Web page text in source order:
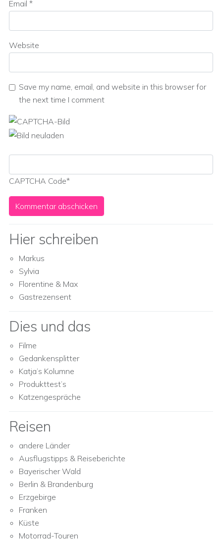
Email *
Website
Save my name, email, and website in this browser for
the next time I comment
CAPTCHA Code*
Hier schreiben
Markus
Sylvia
Florentine & Max
Gastrezensent
Dies und das
Filme
Gedankensplitter
Katja’s Kolumne
Produkttest’s
Katzengespräche
Reisen
andere Länder
Ausflugstipps & Reiseberichte
Bayerischer Wald
Berlin & Brandenburg
Erzgebirge
Franken
Küste
Motorrad-Touren